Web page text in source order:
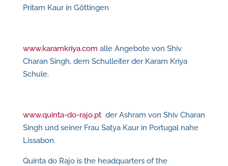
Pritam Kaur in Göttingen
www.karamkriya.com alle Angebote von Shiv
Charan Singh, dem Schulleiter der Karam Kriya
Schule.
www.quinta-do-rajo.ptder Ashram von Shiv Charan
Singh und seiner Frau Satya Kaur in Portugal nahe
Lissabon.
Quinta do Rajo is the headquarters of the